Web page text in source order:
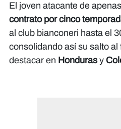
El joven atacante de
contrato por cinco
al club bianconeri hasta el
consolidando así su salto
destacar en Hondurasy